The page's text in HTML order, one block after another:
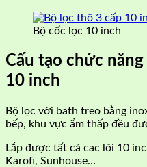
Bộ cốc lọc 10 inch
Cấu tạo chức
10 inch
Bộ lọc với bath treo bằng
bếp, khu vực ẩm thấp đều
Lắp được tất cả cac lõi 10
Karofi, Sunhouse…